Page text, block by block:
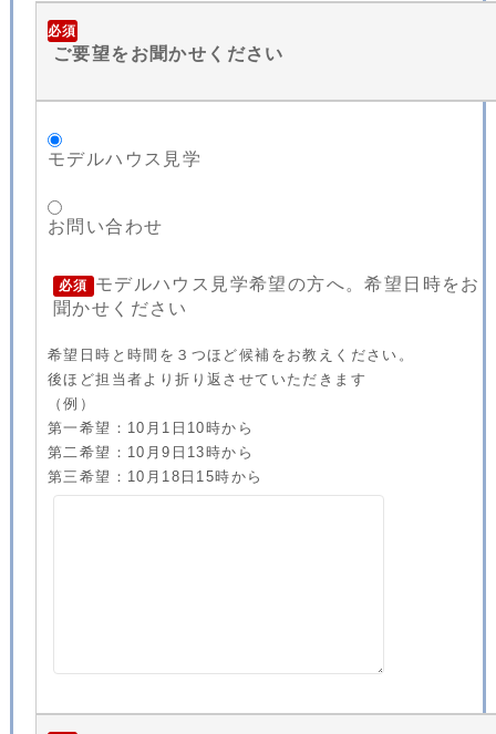
必須
ご要望をお聞かせください
モデルハウス見学
お問い合わせ
必須
モデルハウス見学希望の方へ。希望日時をお
聞かせください
希望日時と時間を３つほど候補をお教えください。
後ほど担当者より折り返させていただきます
（例）
第一希望：10月1日10時から
第二希望：10月9日13時から
第三希望：10月18日15時から